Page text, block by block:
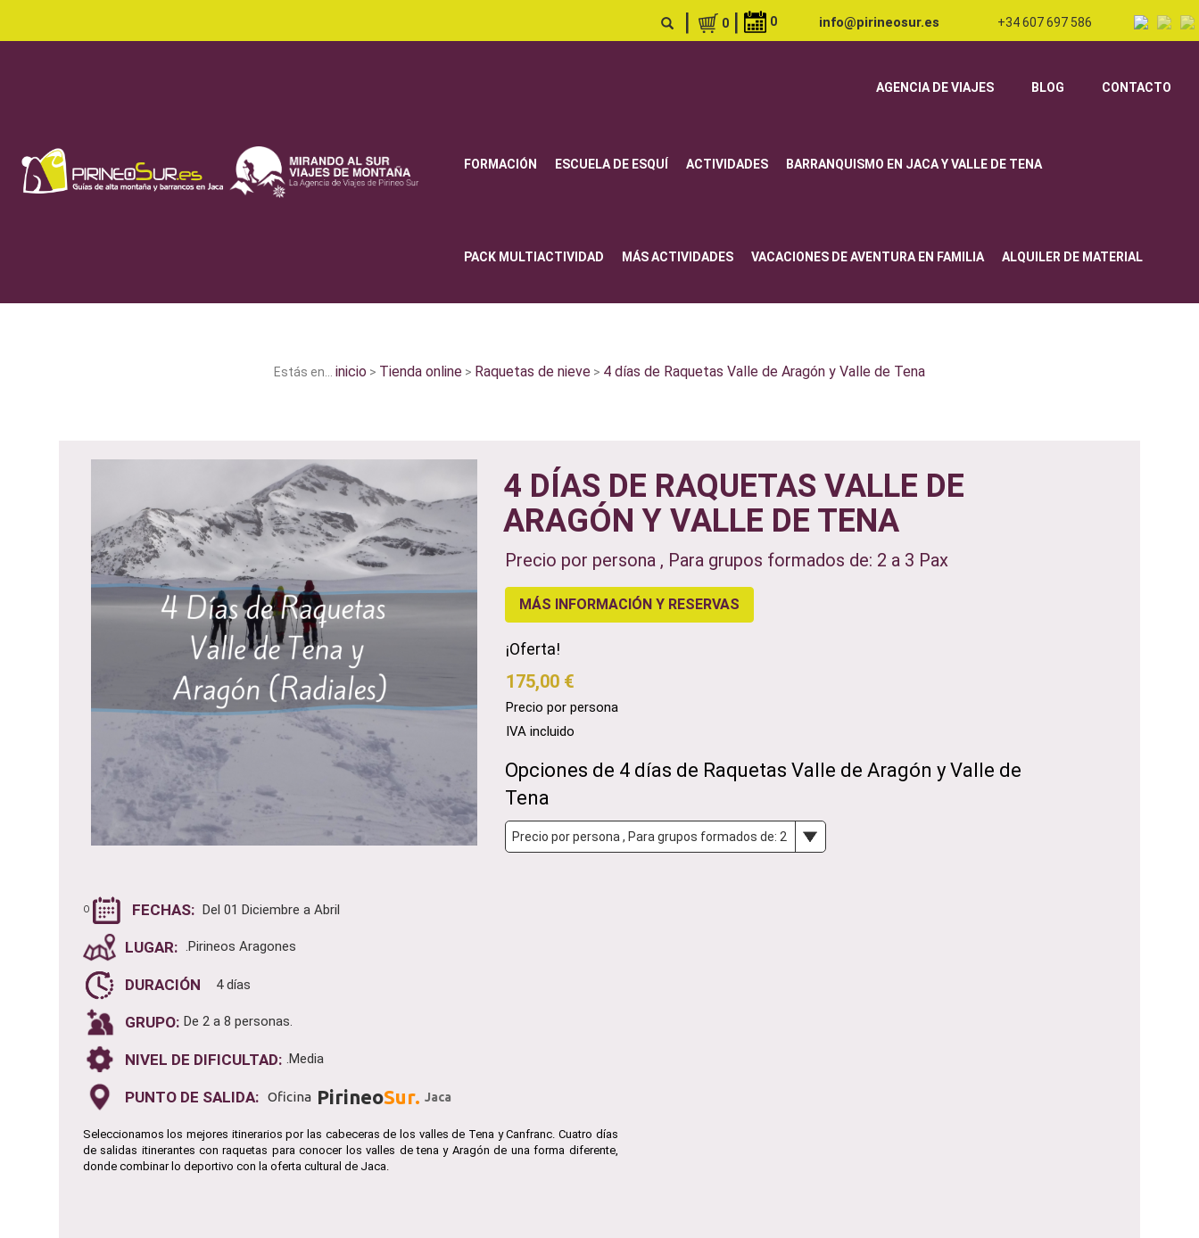
| 0 | 0 info@pirineosur.es +34 607 697 586
AGENCIA DE VIAJES BLOG CONTACTO
FORMACIÓN ESCUELA DE ESQUÍ ACTIVIDADES BARRANQUISMO EN JACA Y VALLE DE TENA
PACK MULTIACTIVIDAD MÁS ACTIVIDADES VACACIONES DE AVENTURA EN FAMILIA ALQUILER DE MATERIAL
Estás en... inicio > Tienda online > Raquetas de nieve > 4 días de Raquetas Valle de Aragón y Valle de Tena
4 DÍAS DE RAQUETAS VALLE DE
ARAGÓN Y VALLE DE TENA
Precio por persona , Para grupos formados de: 2 a 3 Pax
MÁS INFORMACIÓN Y RESERVAS
¡Oferta!
175,00 €
Precio por persona
IVA incluido
Opciones de 4 días de Raquetas Valle de Aragón y Valle de
Tena
O FECHAS: Del 01 Diciembre a Abril
LUGAR: .Pirineos Aragones
DURACIÓN 4 días
GRUPO: De 2 a 8 personas.
NIVEL DE DIFICULTAD: .Media
PUNTO DE SALIDA: Oficina PirineoSur. Jaca
Seleccionamos los mejores itinerarios por las cabeceras de los valles de Tena y Canfranc. Cuatro días
de salidas itinerantes con raquetas para conocer los valles de tena y Aragón de una forma diferente,
donde combinar lo deportivo con la oferta cultural de Jaca.